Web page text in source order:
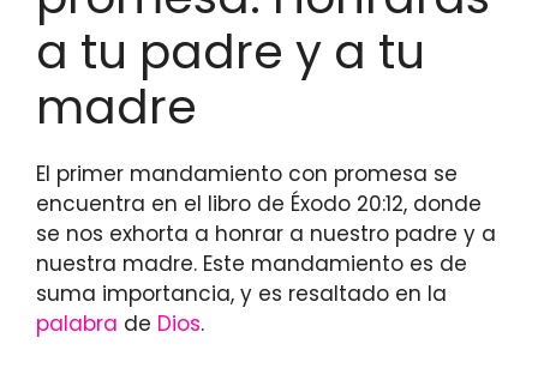
a tu padre y a tu
madre
El primer mandamiento con promesa se
encuentra en el libro de Éxodo 20:12, donde
se nos exhorta a honrar a nuestro padre y a
nuestra madre. Este mandamiento es de
suma importancia, y es resaltado en la
palabra de Dios.